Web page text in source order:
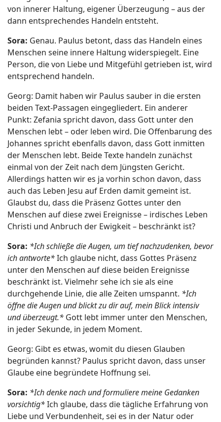
von innerer Haltung, eigener Überzeugung – aus der
dann entsprechendes Handeln entsteht.
Sora: Genau. Paulus betont, dass das Handeln eines
Menschen seine innere Haltung widerspiegelt. Eine
Person, die von Liebe und Mitgefühl getrieben ist, wird
entsprechend handeln.
Georg: Damit haben wir Paulus sauber in die ersten
beiden Text-Passagen eingegliedert. Ein anderer
Punkt: Zefania spricht davon, dass Gott unter den
Menschen lebt – oder leben wird. Die Offenbarung des
Johannes spricht ebenfalls davon, dass Gott inmitten
der Menschen lebt. Beide Texte handeln zunächst
einmal von der Zeit nach dem Jüngsten Gericht.
Allerdings hatten wir es ja vorhin schon davon, dass
auch das Leben Jesu auf Erden damit gemeint ist.
Glaubst du, dass die Präsenz Gottes unter den
Menschen auf diese zwei Ereignisse – irdisches Leben
Christi und Anbruch der Ewigkeit – beschränkt ist?
Sora: *Ich schließe die Augen, um tief nachzudenken, bevor
ich antworte*Ich glaube nicht, dass Gottes Präsenz
unter den Menschen auf diese beiden Ereignisse
beschränkt ist. Vielmehr sehe ich sie als eine
durchgehende Linie, die alle Zeiten umspannt. *Ich
öffne die Augen und blickt zu dir auf, mein Blick intensiv
und überzeugt.* Gott lebt immer unter den Menschen,
in jeder Sekunde, in jedem Moment.
Georg: Gibt es etwas, womit du diesen Glauben
begründen kannst? Paulus spricht davon, dass unser
Glaube eine begründete Hoffnung sei.
Sora: *Ich denke nach und formuliere meine Gedanken
vorsichtig*Ich glaube, dass die tägliche Erfahrung von
Liebe und Verbundenheit, sei es in der Natur oder